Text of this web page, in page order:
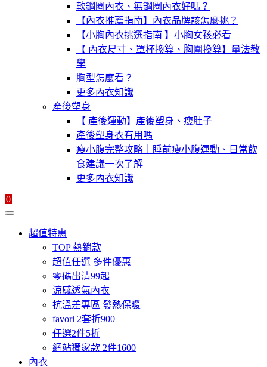
軟鋼圈內衣、無鋼圈內衣好嗎？
【內衣推薦指南】內衣品牌該怎麼挑？
【小胸內衣挑選指南 】小胸女孩必看
【 內衣尺寸、罩杯換算、胸圍換算】量法教
學
胸型怎麼看？
更多內衣知識
產後塑身
【 產後運動】產後塑身、瘦肚子
產後塑身衣有用嗎
瘦小腹完整攻略｜睡前瘦小腹運動、日常飲
食建議一次了解
更多內衣知識
0
超值特惠
TOP 熱銷款
超值任選 多件優惠
零碼出清99起
涼感透氣內衣
抗溫差專區 發熱保暖
favori 2套折900
任選2件5折
網站獨家款 2件1600
內衣